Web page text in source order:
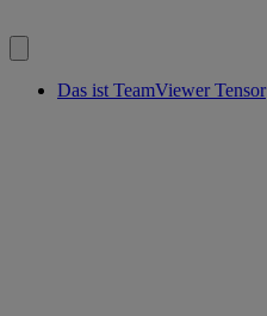
Das ist TeamViewer Tensor